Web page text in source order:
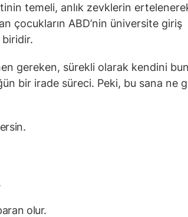
temeli, anlık zevklerin
çocukların ABD’nin üniversite giriş
biridir.
gereken, sürekli olarak kendini
bir irade süreci. Peki, bu sana ne
olur.